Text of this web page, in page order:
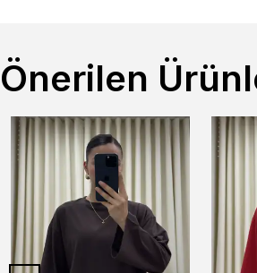
Önerilen